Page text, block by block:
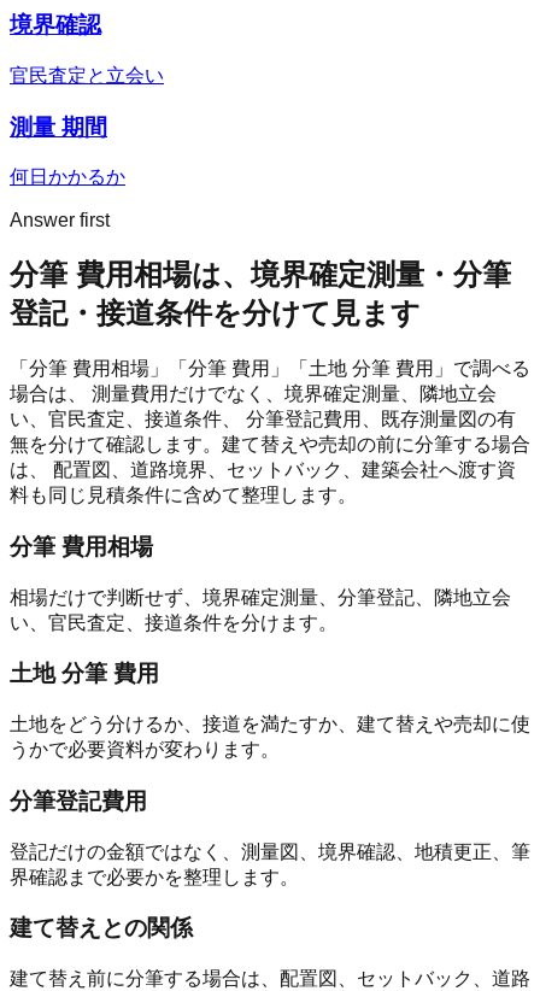
境界確認
官民査定と立会い
測量 期間
何日かかるか
Answer first
分筆 費用相場は、境界確定測量・分筆
登記・接道条件を分けて見ます
「分筆 費用相場」「分筆 費用」「土地 分筆 費用」で調べる
場合は、 測量費用だけでなく、境界確定測量、隣地立会
い、官民査定、接道条件、 分筆登記費用、既存測量図の有
無を分けて確認します。建て替えや売却の前に分筆する場合
は、 配置図、道路境界、セットバック、建築会社へ渡す資
料も同じ見積条件に含めて整理します。
分筆 費用相場
相場だけで判断せず、境界確定測量、分筆登記、隣地立会
い、官民査定、接道条件を分けます。
土地 分筆 費用
土地をどう分けるか、接道を満たすか、建て替えや売却に使
うかで必要資料が変わります。
分筆登記費用
登記だけの金額ではなく、測量図、境界確認、地積更正、筆
界確認まで必要かを整理します。
建て替えとの関係
建て替え前に分筆する場合は、配置図、セットバック、道路